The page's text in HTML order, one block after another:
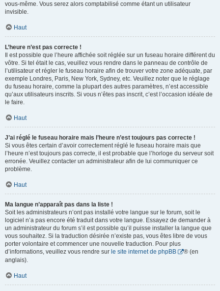
vous-même. Vous serez alors comptabilisé comme étant un utilisateur
invisible.
Haut
L’heure n’est pas correcte !
Il est possible que l’heure affichée soit réglée sur un fuseau horaire différent du
vôtre. Si tel était le cas, veuillez vous rendre dans le panneau de contrôle de
l’utilisateur et régler le fuseau horaire afin de trouver votre zone adéquate, par
exemple Londres, Paris, New York, Sydney, etc. Veuillez noter que le réglage
du fuseau horaire, comme la plupart des autres paramètres, n’est accessible
qu’aux utilisateurs inscrits. Si vous n’êtes pas inscrit, c’est l’occasion idéale de
le faire.
Haut
J’ai réglé le fuseau horaire mais l’heure n’est toujours pas correcte !
Si vous êtes certain d’avoir correctement réglé le fuseau horaire mais que
l’heure n’est toujours pas correcte, il est probable que l’horloge du serveur soit
erronée. Veuillez contacter un administrateur afin de lui communiquer ce
problème.
Haut
Ma langue n’apparaît pas dans la liste !
Soit les administrateurs n’ont pas installé votre langue sur le forum, soit le
logiciel n’a pas encore été traduit dans votre langue. Essayez de demander à
un administrateur du forum s’il est possible qu’il puisse installer la langue que
vous souhaitez. Si la traduction désirée n’existe pas, vous êtes libre de vous
porter volontaire et commencer une nouvelle traduction. Pour plus
d’informations, veuillez vous rendre sur le site internet de phpBB
® (en
anglais).
Haut